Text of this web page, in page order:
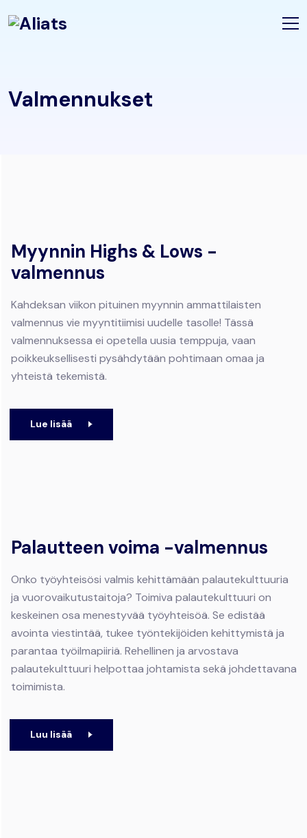
Valmennukset
Myynnin Highs & Lows -
valmennus
Kahdeksan viikon pituinen myynnin ammattilaisten
valmennus vie myyntitiimisi uudelle tasolle! Tässä
valmennuksessa ei opetella uusia temppuja, vaan
poikkeuksellisesti pysähdytään pohtimaan omaa ja
yhteistä tekemistä.
Lue lisää
Palautteen voima -valmennus
Onko työyhteisösi valmis kehittämään palautekulttuuria
ja vuorovaikutustaitoja? Toimiva palautekulttuuri on
keskeinen osa menestyvää työyhteisöä. Se edistää
avointa viestintää, tukee työntekijöiden kehittymistä ja
parantaa työilmapiiriä. Rehellinen ja arvostava
palautekulttuuri helpottaa johtamista sekä johdettavana
toimimista.
Luu lisää